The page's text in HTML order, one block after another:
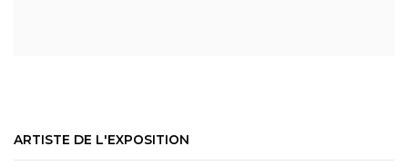
ARTISTE DE L'EXPOSITION